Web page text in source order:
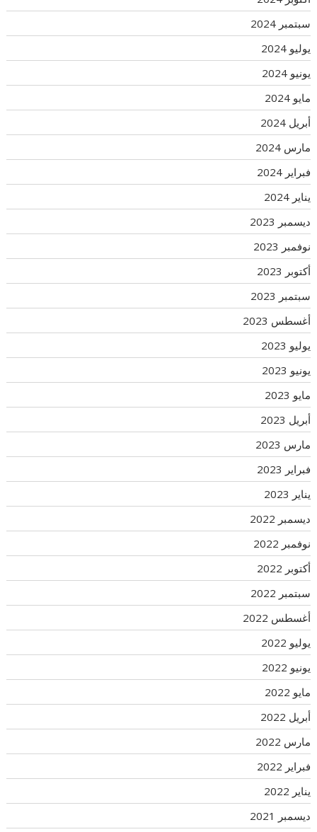
سبتمبر 2024
يوليو 2024
يونيو 2024
مايو 2024
أبريل 2024
مارس 2024
فبراير 2024
يناير 2024
ديسمبر 2023
نوفمبر 2023
أكتوبر 2023
سبتمبر 2023
أغسطس 2023
يوليو 2023
يونيو 2023
مايو 2023
أبريل 2023
مارس 2023
فبراير 2023
يناير 2023
ديسمبر 2022
نوفمبر 2022
أكتوبر 2022
سبتمبر 2022
أغسطس 2022
يوليو 2022
يونيو 2022
مايو 2022
أبريل 2022
مارس 2022
فبراير 2022
يناير 2022
ديسمبر 2021